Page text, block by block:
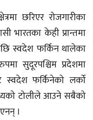
छरिएर रोजगारीका
भारतका केही प्रान्तमा
स्वदेश फर्किन थालेका
सुदूरपश्चिम प्रदेशमा
स्वदेश फर्किनेको लर्को
टोलीले आउने सबैको
।